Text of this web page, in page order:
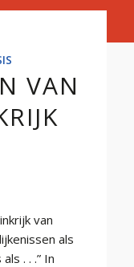
VAN
van
als
. . .” In